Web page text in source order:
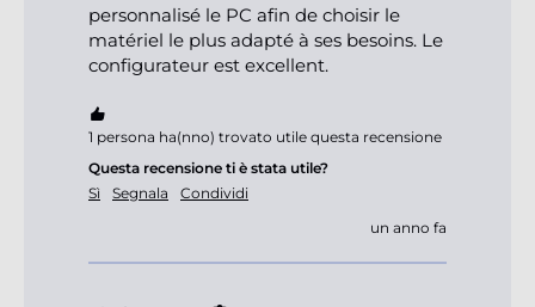
personnalisé le PC afin de choisir le
matériel le plus adapté à ses besoins. Le
configurateur est excellent.
1 persona ha(nno) trovato utile questa recensione
Questa recensione ti è stata utile?
Sì
Segnala
Condividi
un anno fa